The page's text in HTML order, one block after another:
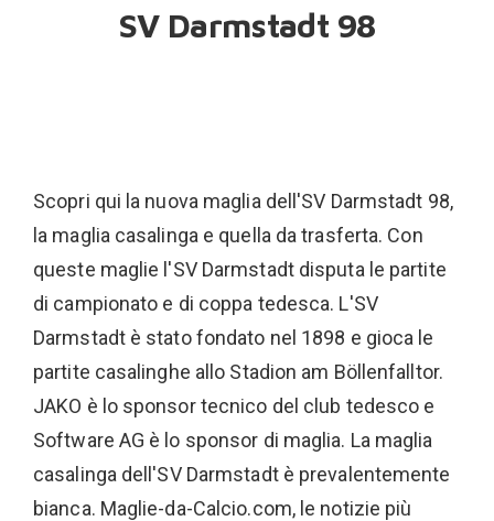
SV Darmstadt 98
Scopri qui la nuova maglia dell'SV Darmstadt 98,
la maglia casalinga e quella da trasferta. Con
queste maglie l'SV Darmstadt disputa le partite
di campionato e di coppa tedesca. L'SV
Darmstadt è stato fondato nel 1898 e gioca le
partite casalinghe allo Stadion am Böllenfalltor.
JAKO è lo sponsor tecnico del club tedesco e
Software AG è lo sponsor di maglia. La maglia
casalinga dell'SV Darmstadt è prevalentemente
bianca. Maglie-da-Calcio.com, le notizie più